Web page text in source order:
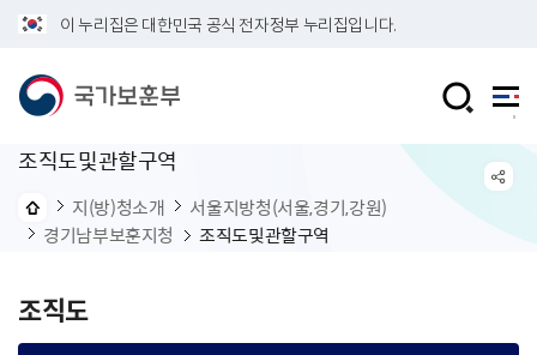
이 누리집은 대한민국 공식 전자정부 누리집입니다.
조직도및관할구역
지(방)청소개
서울지방청(서울,경기,강원)
경기남부보훈지청
조직도및관할구역
조직도